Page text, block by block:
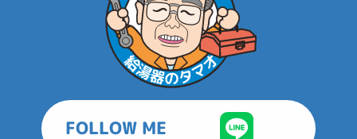
FOLLOW ME